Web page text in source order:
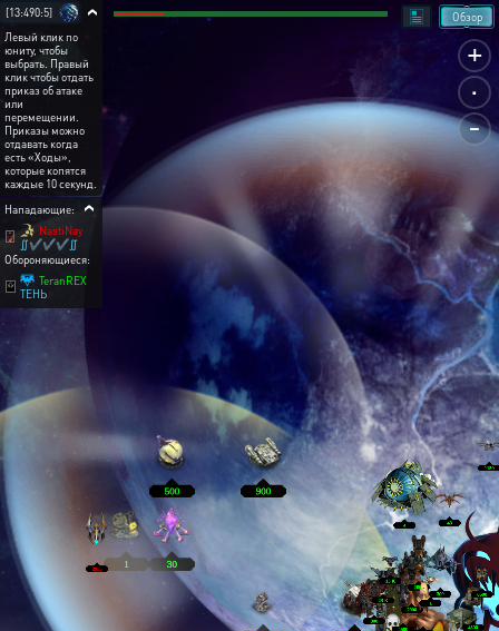
+
.
-
Обзор
[13:490:5]
Левый клик по
юниту, чтобы
выбрать. Правый
клик чтобы отдать
приказ об атаке
или
перемещении.
Приказы можно
отдавать когда
есть «Ходы»,
которые копятся
каждые 10 секунд.
Нападающие:
NastiNay
∬✔✔✔∬
Обороняющиеся:
TeranREX
ТЕНЬ